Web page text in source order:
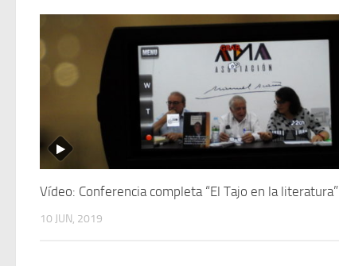
Vídeo: Conferencia completa “El Tajo en la literatura”
10 JUN, 2019